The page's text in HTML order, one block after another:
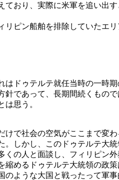
おり、実際に米軍を追い出
ピン船舶を排除していたエ
ドゥテルテ就任当時の一時
であって、長期間続くもの
思う。
で社会の空気がここまで変わ
しかし、このドゥテルテ大
の人と面談し、フィリピン
めるドゥテルテ大統領の政策
ような大国と戦ったって軍